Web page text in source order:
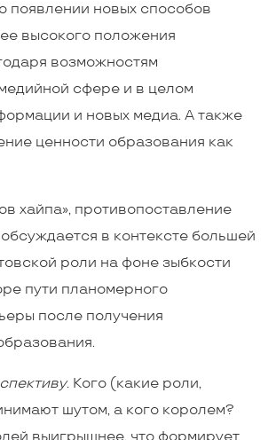
появлении новых способов
высокого положения
возможностям
сфере и в целом
и новых медиа. А также
ценности образования как
хайпа», противопоставление
в контексте большей
роли на фоне зыбкости
пути планомерного
после получения
Кого (какие роли,
шутом, а кого королем?